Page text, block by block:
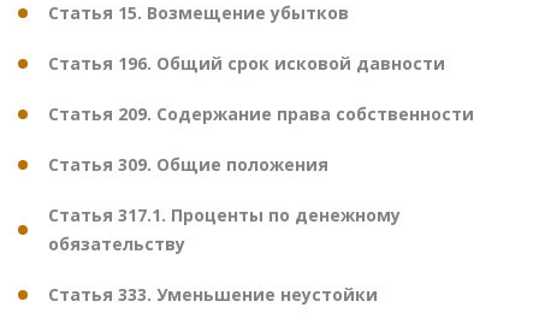
Статья 15. Возмещение убытков
Статья 196. Общий срок исковой давности
Статья 209. Содержание права собственности
Статья 309. Общие положения
Статья 317.1. Проценты по денежному
обязательству
Статья 333. Уменьшение неустойки